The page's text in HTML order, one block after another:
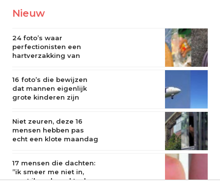
Nieuw
24 foto’s waar
perfectionisten een
hartverzakking van
16 foto’s die bewijzen
dat mannen eigenlijk
grote kinderen zijn
Niet zeuren, deze 16
mensen hebben pas
echt een klote maandag
17 mensen die dachten:
”ik smeer me niet in,
want ik verbrand toch